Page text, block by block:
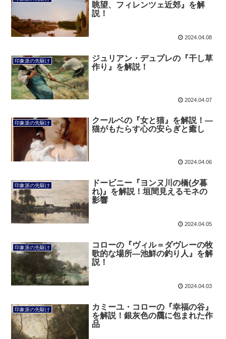
眺望、フィレンツェ近郊』を解
説！
2024.04.08
印象派の先駆け
ジュリアン・デュプレの『干し草
作り』を解説！
2024.04.07
印象派の先駆け
クールベの『女と猫』を解説！―
猫がもたらす心の安らぎと癒し
2024.04.06
印象派の先駆け
ドービニー『ヨンヌ川の橋(夕暮
れ)』を解説！垣間見えるモネの
影響
2024.04.05
印象派の先駆け
コローの『ヴィル＝ダヴレーの牧
歌的な場所―池鮮の釣り人』を解
説！
2024.04.03
印象派の先駆け
カミーユ・コローの『幸福の谷』
を解説！銀灰色の靄に包まれた作
品